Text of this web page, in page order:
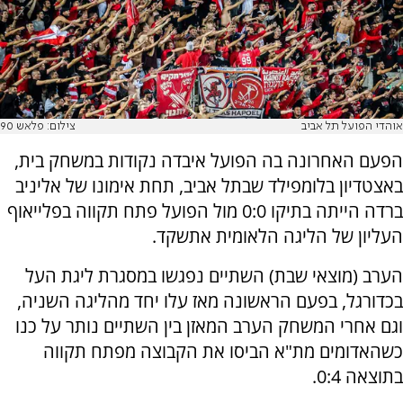
אוהדי הפועל תל אביב צילום: פלאש 90
הפעם האחרונה בה הפועל איבדה נקודות במשחק בית,
באצטדיון בלומפילד שבתל אביב, תחת אימונו של אליניב
ברדה הייתה בתיקו 0:0 מול הפועל פתח תקווה בפלייאוף
העליון של הליגה הלאומית אתשקד.
הערב (מוצאי שבת) השתיים נפגשו במסגרת ליגת העל
בכדורגל, בפעם הראשונה מאז עלו יחד מהליגה השניה,
וגם אחרי המשחק הערב המאזן בין השתיים נותר על כנו
כשהאדומים מת"א הביסו את הקבוצה מפתח תקווה
בתוצאה 0:4.